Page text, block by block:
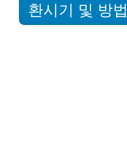
환시기 및 방법